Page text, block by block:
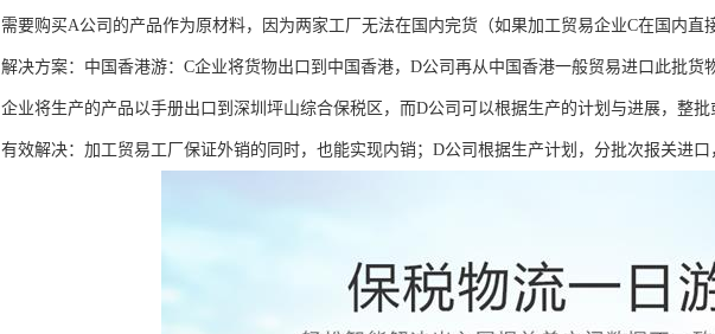
需要购买A公司的产品作为原材料，因为两家工厂无法在国内完货（如果加工贸易企业C在国内直
解决方案：中国香港游：C企业将货物出口到中国香港，D公司再从中国香港一般贸易进口此批
企业将生产的产品以手册出口到深圳坪山综合保税区，而D公司可以根据生产的计划与进展，整
有效解决：加工贸易工厂保证外销的同时，也能实现内销；D公司根据生产计划，分批次报关进口